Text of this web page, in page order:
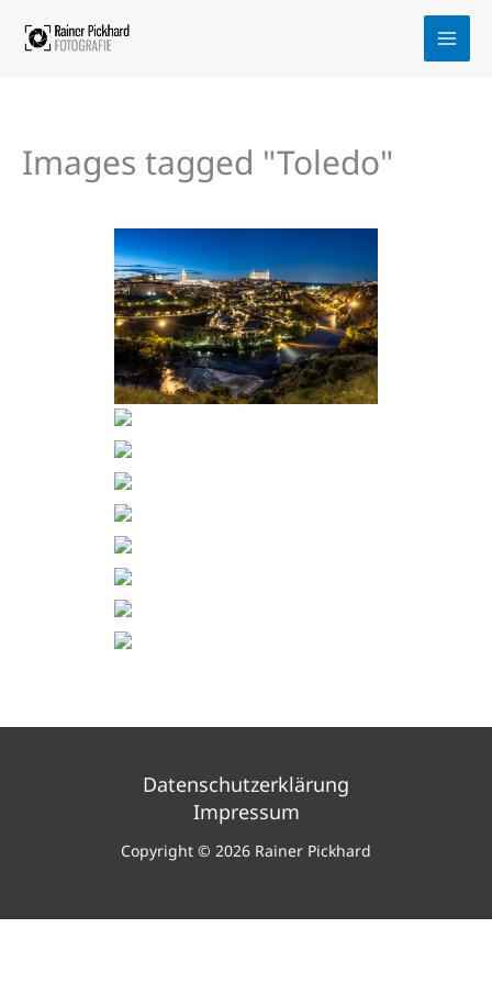
Inhalt
Images tagged "Toledo"
Datenschutzerklärung
Impressum
Copyright © 2026 Rainer Pickhard